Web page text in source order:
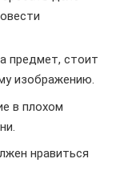
предмет, стоит
изображению.
в плохом
нравиться